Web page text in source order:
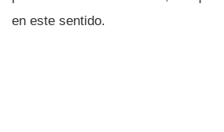
en este sentido.